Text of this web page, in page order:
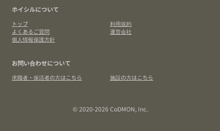
ホイシルについて
トップ
利用規約
よくあるご質問
運営会社
個人情報保護方針
お問い合わせについて
求職者・保活者の方はこちら 施設の方はこちら
© 2020-2026 CoDMON, Inc.